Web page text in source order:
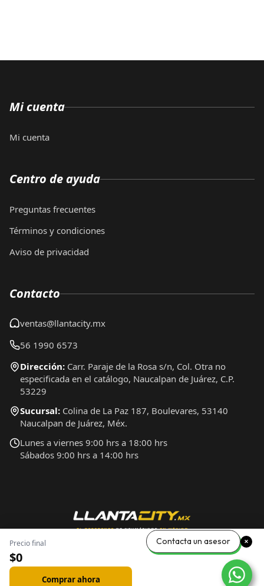
Precio final
$0
Comprar ahora
Mi cuenta
Mi cuenta
Centro de ayuda
Preguntas frecuentes
Términos y condiciones
Aviso de privacidad
Contacto
ventas@llantacity.mx
56 1990 6573
Dirección: Carr. Paraje de la Rosa s/n, Col. Otra no
especificada en el catálogo, Naucalpan de Juárez, C.P.
53229
Sucursal: Colina de La Paz 187, Boulevares, 53140
Naucalpan de Juárez, Méx.
Lunes a viernes 9:00 hrs a 18:00 hrs
Sábados 9:00 hrs a 14:00 hrs
Contacta un asesor